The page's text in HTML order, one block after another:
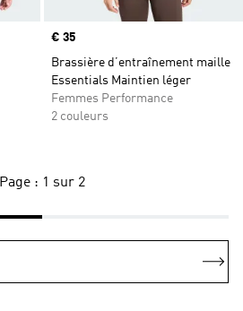
Prix
€ 35
Brassière d’entraînement maille
Essentials Maintien léger
Femmes Performance
2 couleurs
Page : 1 sur 2